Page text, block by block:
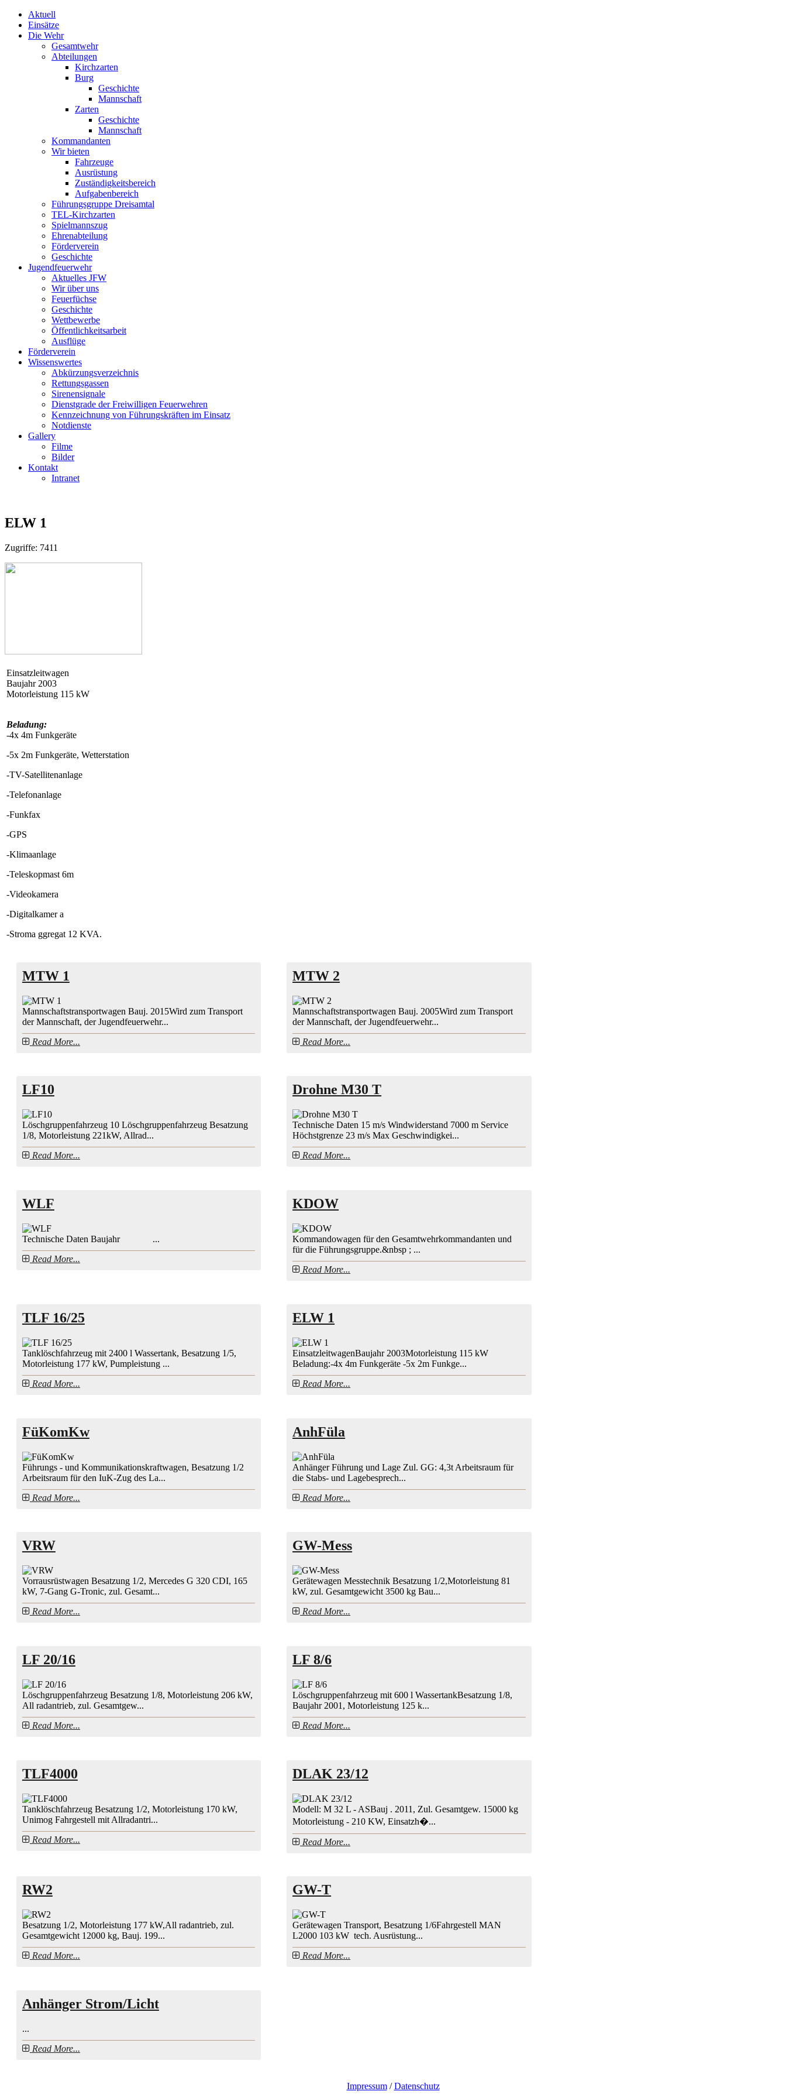
Aktuell
Einsätze
Die Wehr
Gesamtwehr
Abteilungen
Kirchzarten
Burg
Geschichte
Mannschaft
Zarten
Geschichte
Mannschaft
Kommandanten
Wir bieten
Fahrzeuge
Ausrüstung
Zuständigkeitsbereich
Aufgabenbereich
Führungsgruppe Dreisamtal
TEL-Kirchzarten
Spielmannszug
Ehrenabteilung
Förderverein
Geschichte
Jugendfeuerwehr
Aktuelles JFW
Wir über uns
Feuerfüchse
Geschichte
Wettbewerbe
Öffentlichkeitsarbeit
Ausflüge
Förderverein
Wissenswertes
Abkürzungsverzeichnis
Rettungsgassen
Sirenensignale
Dienstgrade der Freiwilligen Feuerwehren
Kennzeichnung von Führungskräften im Einsatz
Notdienste
Gallery
Filme
Bilder
Kontakt
Intranet
ELW 1
Zugriffe: 7411
Einsatzleitwagen
Baujahr 2003
Motorleistung 115 kW
Beladung:
-4x 4m Funkgeräte
-5x 2m Funkgeräte, Wetterstation
-TV-Satellitenanlage
-Telefonanlage
-Funkfax
-GPS
-Klimaanlage
-Teleskopmast 6m
-Videokamera
-Digitalkamera
-Stroma ggregat 12 KVA.
MTW 1
Mannschaftstransportwagen Bauj. 2015Wird zum Transport
der Mannschaft, der Jugendfeuerwehr...
Read More...
MTW 2
Mannschaftstransportwagen Bauj. 2005Wird zum Transport
der Mannschaft, der Jugendfeuerwehr...
Read More...
LF10
Löschgruppenfahrzeug 10 Löschgruppenfahrzeug Besatzung
1/8, Motorleistung 221kW, Allrad...
Read More...
Drohne M30 T
Technische Daten 15 m/s Windwiderstand 7000 m Service
Höchstgrenze 23 m/s Max Geschwindigkei...
Read More...
WLF
Technische Daten Baujahr ...
Read More...
KDOW
Kommandowagen für den Gesamtwehrkommandanten und
für die Führungsgruppe.&nbsp ; ...
Read More...
TLF 16/25
Tanklöschfahrzeug mit 2400 l Wassertank, Besatzung 1/5,
Motorleistung 177 kW, Pumpleistung ...
Read More...
ELW 1
EinsatzleitwagenBaujahr 2003Motorleistung 115 kW
Beladung:-4x 4m Funkgeräte -5x 2m Funkge...
Read More...
FüKomKw
Führungs - und Kommunikationskraftwagen, Besatzung 1/2
Arbeitsraum für den IuK-Zug des La...
Read More...
AnhFüla
Anhänger Führung und Lage Zul. GG: 4,3t Arbeitsraum für
die Stabs- und Lagebesprech...
Read More...
VRW
Vorrausrüstwagen Besatzung 1/2, Mercedes G 320 CDI, 165
kW, 7-Gang G-Tronic, zul. Gesamt...
Read More...
GW-Mess
Gerätewagen Messtechnik Besatzung 1/2,Motorleistung 81
kW, zul. Gesamtgewicht 3500 kg Bau...
Read More...
LF 20/16
Löschgruppenfahrzeug Besatzung 1/8, Motorleistung 206 kW,
All radantrieb, zul. Gesamtgew...
Read More...
LF 8/6
Löschgruppenfahrzeug mit 600 l WassertankBesatzung 1/8,
Baujahr 2001, Motorleistung 125 k...
Read More...
TLF4000
Tanklöschfahrzeug Besatzung 1/2, Motorleistung 170 kW,
Unimog Fahrgestell mit Allradantri...
Read More...
DLAK 23/12
Modell: M 32 L - ASBauj . 2011, Zul. Gesamtgew. 15000 kg
Motorleistung - 210 KW, Einsatzh�...
Read More...
RW2
Besatzung 1/2, Motorleistung 177 kW,All radantrieb, zul.
Gesamtgewicht 12000 kg, Bauj. 199...
Read More...
GW-T
Gerätewagen Transport, Besatzung 1/6Fahrgestell MAN
L2000 103 kW tech. Ausrüstung...
Read More...
Anhänger Strom/Licht
...
Read More...
Impressum/Datenschutz